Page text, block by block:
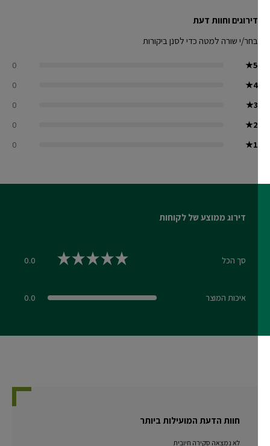
דירוגים וחוות דעת
בחר/י שורה למטה כדי לסנן ביקורות
★
דירוג ממוצע של לקוחות
סך הכל
איכות המוצר
חוות הדעת המועילות ביותר
לא נמצאה סקירה חיובית